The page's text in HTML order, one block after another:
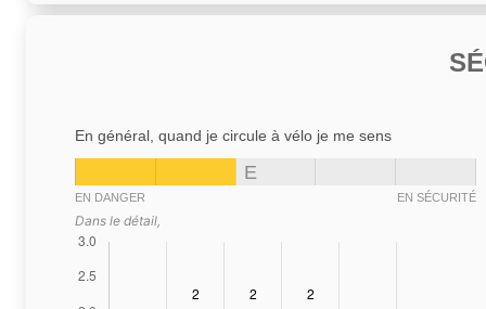
En général, quand je circule à vélo je me sens
E
EN DANGER EN SÉCURITÉ
Dans le détail,